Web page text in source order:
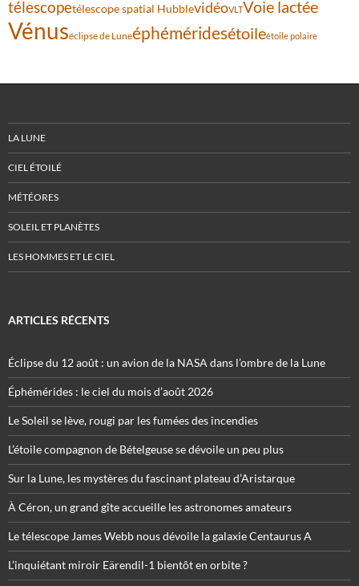
télescopetélescope spatial HubblevidéoVLTVoie lactée
Vénuséclipse de Luneéphéméridesétoileétoile polaire
LA LUNE
CIEL ÉTOILÉ
MÉTÉORES
SOLEIL ET PLANÈTES
LES HOMMES ET LE CIEL
ARTICLES RÉCENTS
Éclipse du 12 août : un avion de la NASA dans l’ombre de la Lune
Éphémérides : le ciel du mois d’août 2026
Le Soleil se lève, rougi par les fumées des incendies
L’étoile compagnon de Bételgeuse se dévoile un peu plus
Sur la Lune, les mystères du fascinant plateau d’Aristarque
À Céron, un grand gîte accueille les astronomes amateurs
Le télescope James Webb nous dévoile la galaxie Centaurus A
L’inquiétant miroir Eärendil-1 bientôt en orbite ?